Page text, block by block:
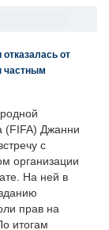
от
частным
(FIFA) Джанни
с
организации
На ней в
прав на
итогам